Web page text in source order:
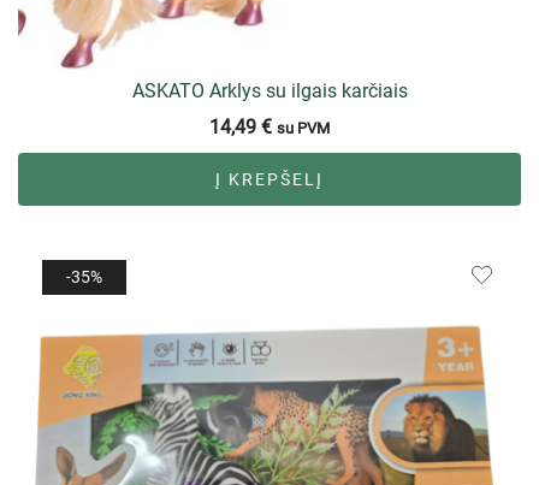
ASKATO Arklys su ilgais karčiais
14,49 € su PVM
Į KREPŠELĮ
-35%